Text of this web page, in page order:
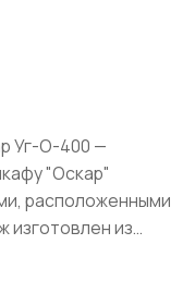
Уг-О-400 —
"Оскар"
расположенными
изготовлен из
прозрачным